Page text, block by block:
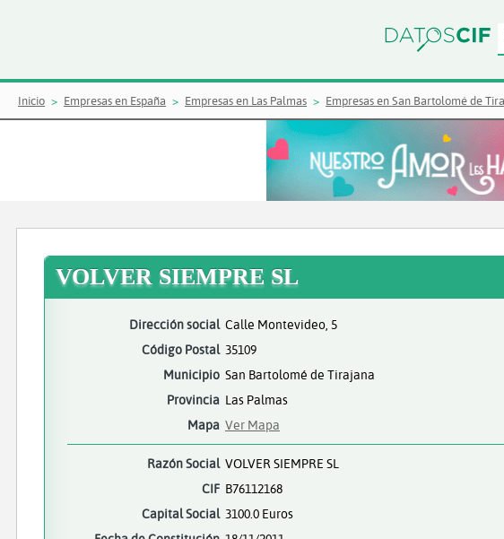
Inicio Empresas en España Empresas en Las Palmas Empresas en San Bartolomé de
VOLVER SIEMPRE SL
Dirección social Calle Montevideo, 5
Código Postal 35109
Municipio San Bartolomé de Tirajana
Provincia Las Palmas
Mapa Ver Mapa
Razón Social VOLVER SIEMPRE SL
CIF B76112168
Capital Social 3100.0 Euros